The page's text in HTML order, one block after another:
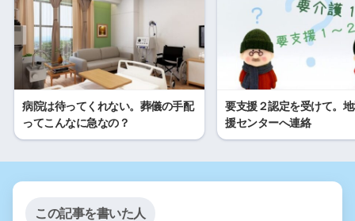
病院は待ってくれない。葬儀の手配
ってこんなに急なの？
要支援２認定を受けて。
援センターへ連絡
この記事を書いた人